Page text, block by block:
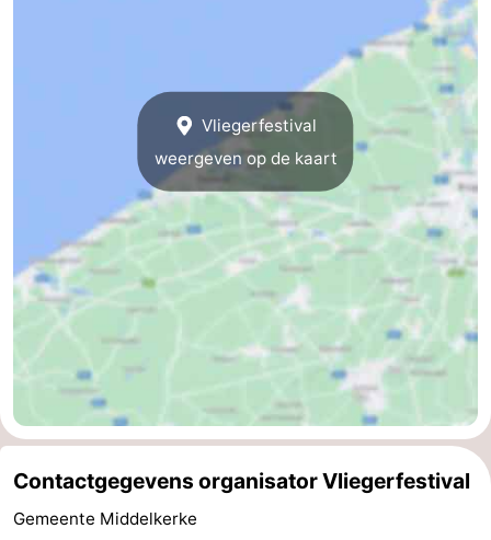
Parkeren
Kusttram
Reisboekenwinkel
Nieuws
Medische
adressen
Regio
West-
Vlaanderen
-
Vliegerfestival
weergeven op de kaart
Contactgegevens organisator Vliegerfestival
Gemeente Middelkerke